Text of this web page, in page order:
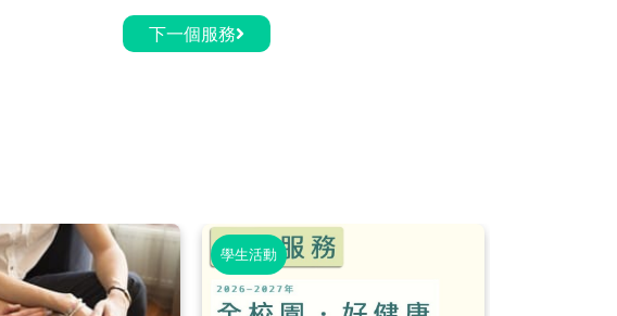
下一個服務
學生活動